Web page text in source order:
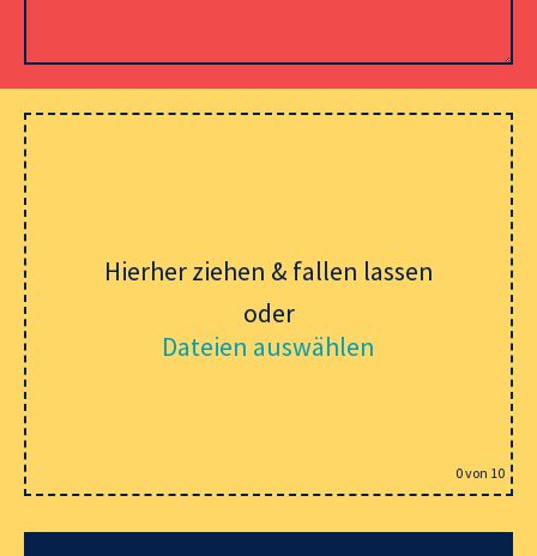
Hierher ziehen & fallen lassen
oder
Dateien auswählen
0von 10